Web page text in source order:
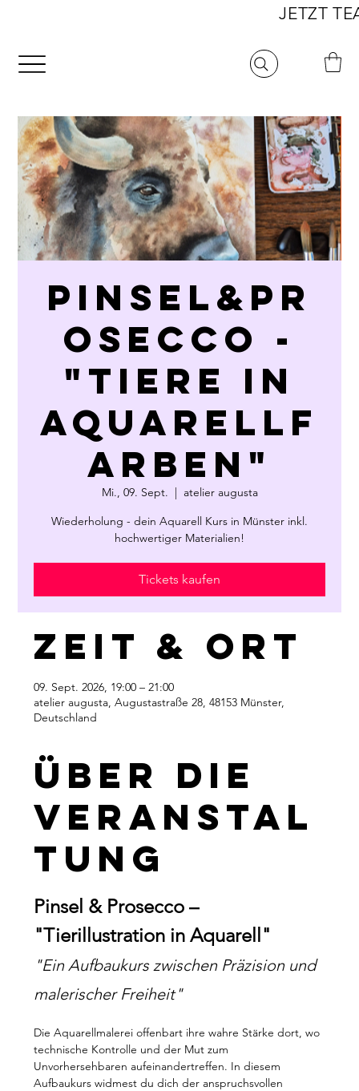
PINSEL&PR
OSECCO -
"Tiere in
Aquarellf
arben"
Mi., 09. Sept.
  |
atelier augusta
Wiederholung - dein Aquarell Kurs in Münster inkl.
hochwertiger Materialien!
Tickets kaufen
Zeit & Ort
09. Sept. 2026, 19:00 – 21:00
atelier augusta, Augustastraße 28, 48153 Münster,
Deutschland
Über die
Veranstal
tung
Pinsel & Prosecco –
"Tierillustration in Aquarell"
"Ein Aufbaukurs zwischen Präzision und
malerischer Freiheit"
Die Aquarellmalerei offenbart ihre wahre Stärke dort, wo
technische Kontrolle und der Mut zum
Unvorhersehbaren aufeinandertreffen. In diesem
Aufbaukurs widmest du dich der anspruchsvollen